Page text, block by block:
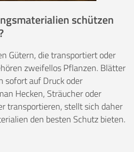
schützen
Gütern, die transportiert oder
zweifellos Pflanzen. Blätter
sofort auf Druck oder
Hecken, Sträucher oder
transportieren, stellt sich daher
den besten Schutz bieten.